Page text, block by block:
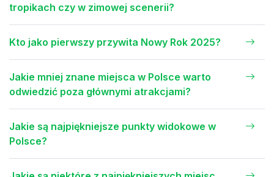
tropikach czy w zimowej scenerii?
Kto jako pierwszy przywita Nowy Rok 2025?
Jakie mniej znane miejsca w Polsce warto
odwiedzić poza głównymi atrakcjami?
Jakie są najpiękniejsze punkty widokowe w
Polsce?